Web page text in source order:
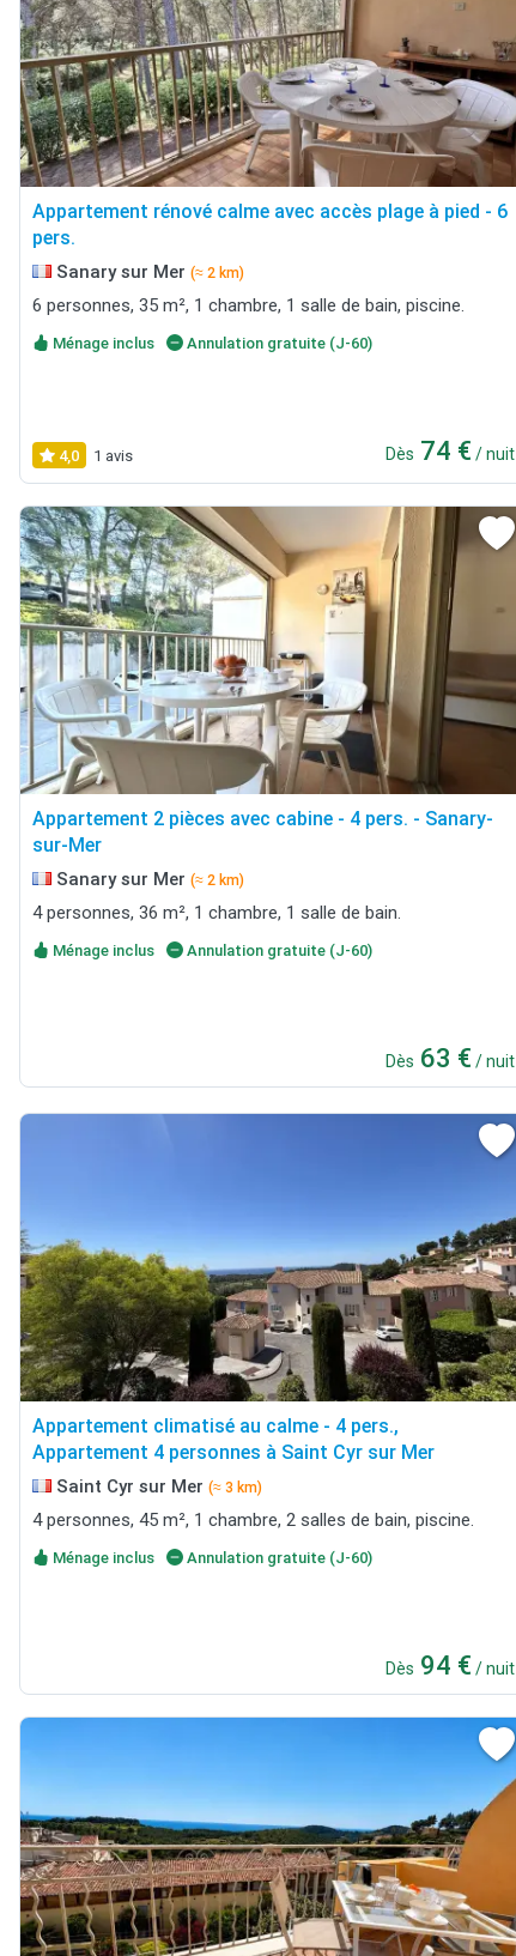
Appartement rénové calme avec accès plage à pied - 6
pers.
Sanary sur Mer (≈ 2 km)
6 personnes, 35 m², 1 chambre, 1 salle de bain, piscine.
Ménage inclus Annulation gratuite (J-60)
4,0 1 avis Dès 74 € / nuit
Appartement 2 pièces avec cabine - 4 pers. - Sanary-
sur-Mer
Sanary sur Mer (≈ 2 km)
4 personnes, 36 m², 1 chambre, 1 salle de bain.
Ménage inclus Annulation gratuite (J-60)
Dès 63 € / nuit
Appartement climatisé au calme - 4 pers.,
Appartement 4 personnes à Saint Cyr sur Mer
Saint Cyr sur Mer (≈ 3 km)
4 personnes, 45 m², 1 chambre, 2 salles de bain, piscine.
Ménage inclus Annulation gratuite (J-60)
Dès 94 € / nuit